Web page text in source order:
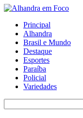
Principal
Alhandra
Brasil e Mundo
Destaque
Esportes
Paraíba
Policial
Variedades